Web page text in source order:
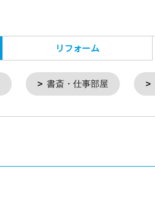
リフォーム
書斎・仕事部屋